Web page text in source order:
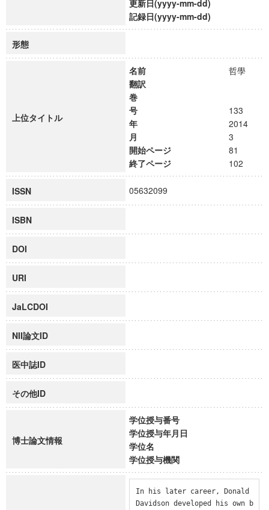
更新日(yyyy-mm-dd)
記録日(yyyy-mm-dd)
形態
上位タイトル
名前
哲學
翻訳
巻
号
133
年
2014
月
3
開始ページ
81
終了ページ
102
ISSN 05632099
ISBN
DOI
URI
JaLCDOI
NII論文ID
医中誌ID
その他ID
博士論文情報
学位授与番号
学位授与年月日
学位名
学位授与機関
In his later career, Donald
Davidson developed his own b